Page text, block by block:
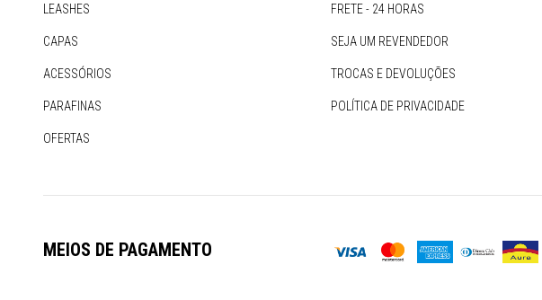
LEASHES
CAPAS
ACESSÓRIOS
PARAFINAS
OFERTAS
FRETE - 24 HORAS
SEJA UM REVENDEDOR
TROCAS E DEVOLUÇÕES
POLÍTICA DE PRIVACIDADE
MEIOS DE PAGAMENTO